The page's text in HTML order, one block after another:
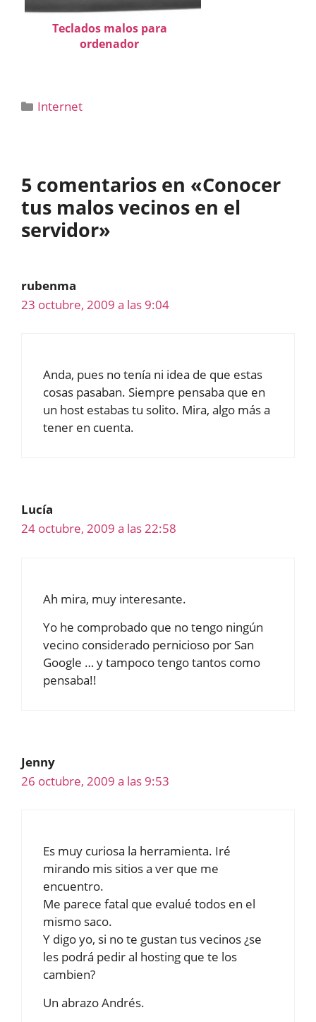
Teclados malos para
ordenador
Categorías
Internet
5 comentarios en «Conocer
tus malos vecinos en el
servidor»
rubenma
23 octubre, 2009 a las 9:04
Anda, pues no tenía ni idea de que estas
cosas pasaban. Siempre pensaba que en
un host estabas tu solito. Mira, algo más a
tener en cuenta.
Lucía
24 octubre, 2009 a las 22:58
Ah mira, muy interesante.
Yo he comprobado que no tengo ningún
vecino considerado pernicioso por San
Google … y tampoco tengo tantos como
pensaba!!
Jenny
26 octubre, 2009 a las 9:53
Es muy curiosa la herramienta. Iré
mirando mis sitios a ver que me
encuentro.
Me parece fatal que evalué todos en el
mismo saco.
Y digo yo, si no te gustan tus vecinos ¿se
les podrá pedir al hosting que te los
cambien?
Un abrazo Andrés.